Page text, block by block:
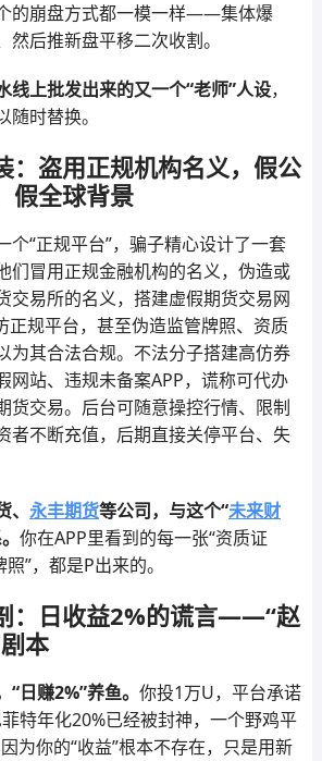
的崩盘方式都一模一样——集体爆
后推新盘平移二次收割。
线上批发出来的又一个“老师”人设，
时替换。
：盗用正规机构名义，假公
假全球背景
个“正规平台”，骗子精心设计了一套
们冒用正规金融机构的名义，伪造或
交易所的名义，搭建虚假期货交易网
正规平台，甚至伪造监管牌照、资质
为其合法合规。不法分子搭建高仿券
网站、违规未备案APP，谎称可代办
货交易。后台可随意操控行情、限制
者不断充值，后期直接关停平台、失
、 永丰期货等公司，与这个“未来财
你在APP里看到的每一张“资质证
”，都是P出来的。
：日收益2%的谎言——“赵
本
日赚2%”养鱼。 你投1万U，平台承诺
特年化20%已经被封神，一个野鸡平
为你的“收益”根本不存在，只是用新